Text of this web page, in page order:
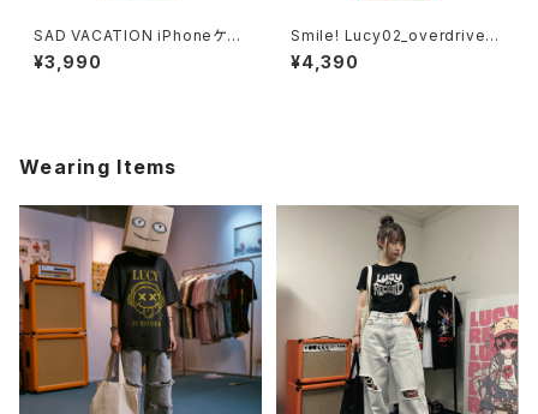
SAD VACATION iPhoneケー
ス 1017-240218003
¥3,990
Smile! Lucy02_overdrive_P
ink spider iPhoneケース 10
20-241126098
¥4,390
Wearing Items